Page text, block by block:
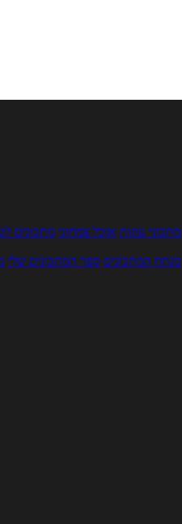
מתכוני עוגות אוכל צמחוני מתכונים
מנתח המתכונים ספר המתכונים שלי